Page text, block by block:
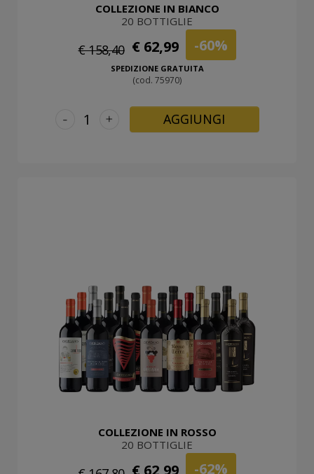
COLLEZIONE IN BIANCO
20 BOTTIGLIE
€ 158,40 € 62,99 -60%
SPEDIZIONE GRATUITA
(cod. 75970)
+
- AGGIUNGI
COLLEZIONE IN ROSSO
20 BOTTIGLIE
-62%